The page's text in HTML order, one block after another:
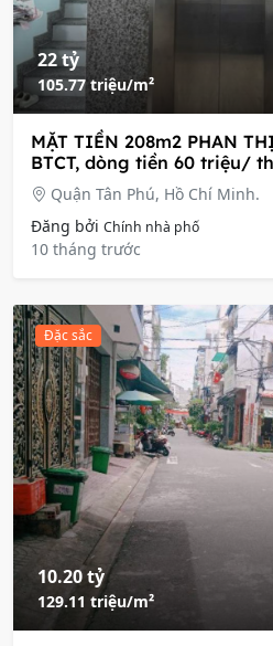
22 tỷ
105.77 triệu/m²
​MẶT TIỀN 208m2 PHAN
BTCT, dòng tiền 60 triệu/
Quận Tân Phú, Hồ Chí Minh.
Đăng bởi Chính nhà phố
10 tháng trước
Đặc sắc
10.20 tỷ
129.11 triệu/m²